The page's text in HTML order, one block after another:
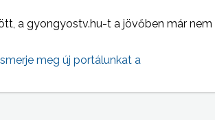
a gyongyostv.hu-t a jövőben már nem
meg új portálunkat a